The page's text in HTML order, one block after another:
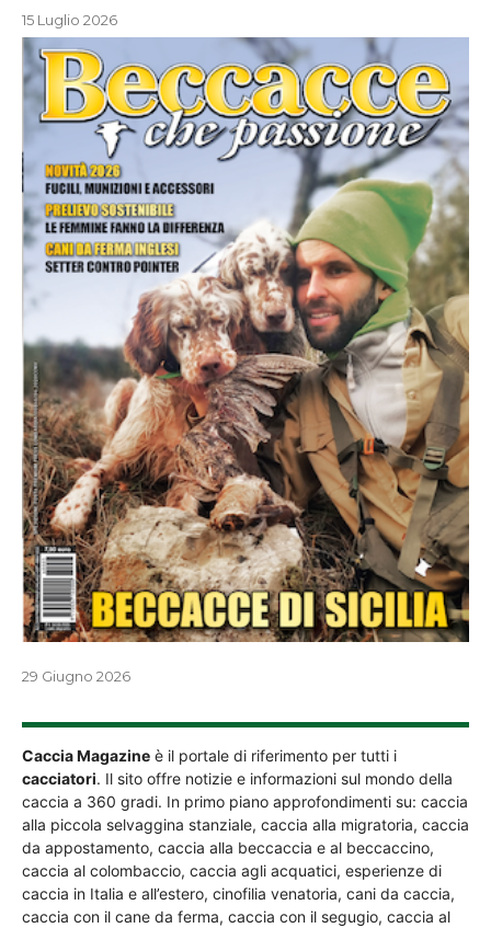
15 Luglio 2026
29 Giugno 2026
Caccia Magazine è il portale di riferimento per tutti i
cacciatori. Il sito offre notizie e informazioni sul mondo della
caccia a 360 gradi. In primo piano approfondimenti su: caccia
alla piccola selvaggina stanziale, caccia alla migratoria, caccia
da appostamento, caccia alla beccaccia e al beccaccino,
caccia al colombaccio, caccia agli acquatici, esperienze di
caccia in Italia e all’estero, cinofilia venatoria, cani da caccia,
caccia con il cane da ferma, caccia con il segugio, caccia al